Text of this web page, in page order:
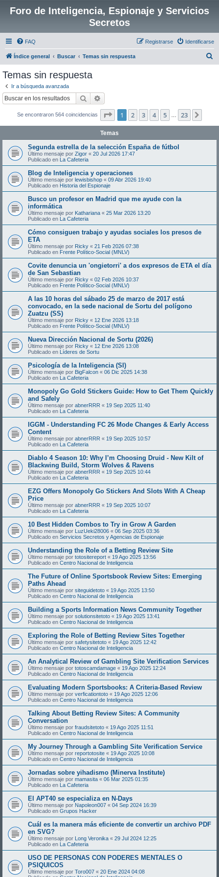
Foro de Inteligencia, Espionaje y Servicios
Secretos
FAQ Identificarse
Registrarse
Índice general Buscar Temas sin respuesta
Temas sin respuesta
Ir a búsqueda avanzada
Buscar
Se encontraron 564 coincidencias Página de 23
1 2 3 4 5 23
Temas
Segunda estrella de la selección España de fútbol
Último mensaje por Zigor « 20 Jul 2026 17:47
Publicado en La Cafeteria
Blog de Inteligencia y operaciones
Último mensaje por lewisbishop « 09 Abr 2026 19:40
Publicado en Historia del Espionaje
Busco un profesor en Madrid que me ayude con la
informática
Último mensaje por Kathariana « 25 Mar 2026 13:20
Publicado en La Cafeteria
Cómo consiguen trabajo y ayudas sociales los presos de
ETA
Último mensaje por Ricky « 21 Feb 2026 07:38
Publicado en Frente Político-Social (MNLV)
Covite denuncia un 'ongietorri' a dos expresos de ETA el día
de San Sebastian
Último mensaje por Ricky « 02 Feb 2026 10:37
Publicado en Frente Político-Social (MNLV)
A las 10 horas del sábado 25 de marzo de 2017 está
convocado, en la sede nacional de Sortu del polígono
Zuatzu (SS)
Último mensaje por Ricky « 12 Ene 2026 13:18
Publicado en Frente Político-Social (MNLV)
Nueva Dirección Nacional de Sortu (2026)
Último mensaje por Ricky « 12 Ene 2026 13:08
Publicado en Líderes de Sortu
Psicología de la Inteligencia (SI)
Último mensaje por BigFalcon « 06 Dic 2025 14:38
Publicado en La Cafeteria
Monopoly Go Gold Stickers Guide: How to Get Them Quickly
and Safely
Último mensaje por abnerRRR « 19 Sep 2025 11:40
Publicado en La Cafeteria
IGGM - Understanding FC 26 Mode Changes & Early Access
Content
Último mensaje por abnerRRR « 19 Sep 2025 10:57
Publicado en La Cafeteria
Diablo 4 Season 10: Why I’m Choosing Druid - New Kilt of
Blackwing Build, Storm Wolves & Ravens
Último mensaje por abnerRRR « 19 Sep 2025 10:44
Publicado en La Cafeteria
EZG Offers Monopoly Go Stickers And Slots With A Cheap
Price
Último mensaje por abnerRRR « 19 Sep 2025 10:07
Publicado en La Cafeteria
10 Best Hidden Combos to Try in Grow A Garden
Último mensaje por LuzUeki28006 « 06 Sep 2025 03:36
Publicado en Servicios Secretos y Agencias de Espionaje
Understanding the Role of a Betting Review Site
Último mensaje por totositereport « 19 Ago 2025 13:56
Publicado en Centro Nacional de Inteligencia
The Future of Online Sportsbook Review Sites: Emerging
Paths Ahead
Último mensaje por siteguidetoto « 19 Ago 2025 13:50
Publicado en Centro Nacional de Inteligencia
Building a Sports Information News Community Together
Último mensaje por solutionsitetoto « 19 Ago 2025 13:41
Publicado en Centro Nacional de Inteligencia
Exploring the Role of Betting Review Sites Together
Último mensaje por safetysitetoto « 19 Ago 2025 12:42
Publicado en Centro Nacional de Inteligencia
An Analytical Review of Gambling Site Verification Services
Último mensaje por totoscamdamage « 19 Ago 2025 12:24
Publicado en Centro Nacional de Inteligencia
Evaluating Modern Sportsbooks: A Criteria-Based Review
Último mensaje por verficationtoto « 19 Ago 2025 12:06
Publicado en Centro Nacional de Inteligencia
Talking About Betting Review Sites: A Community
Conversation
Último mensaje por fraudsitetoto « 19 Ago 2025 11:51
Publicado en Centro Nacional de Inteligencia
My Journey Through a Gambling Site Verification Service
Último mensaje por reportotosite « 19 Ago 2025 10:08
Publicado en Centro Nacional de Inteligencia
Jornadas sobre yihadismo (Minerva Institute)
Último mensaje por mamasita « 06 Mar 2025 01:35
Publicado en La Cafeteria
El APT40 se especializa en N-Days
Último mensaje por Napoleon007 « 04 Sep 2024 16:39
Publicado en Grupos Hacker
Cuál es la manera más eficiente de convertir un archivo PDF
en SVG?
Último mensaje por Long Veronika « 29 Jul 2024 12:25
Publicado en La Cafeteria
USO DE PERSONAS CON PODERES MENTALES O
PSIQUICOS
Último mensaje por Toro007 « 20 Ene 2024 04:08